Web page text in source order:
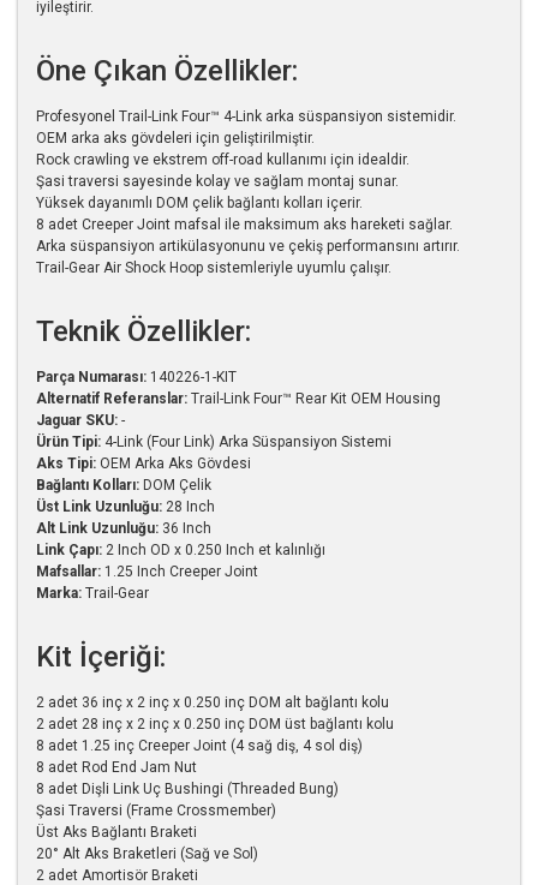
iyileştirir.
Öne Çıkan Özellikler:
Profesyonel Trail-Link Four™ 4-Link arka süspansiyon sistemidir.
OEM arka aks gövdeleri için geliştirilmiştir.
Rock crawling ve ekstrem off-road kullanımı için idealdir.
Şasi traversi sayesinde kolay ve sağlam montaj sunar.
Yüksek dayanımlı DOM çelik bağlantı kolları içerir.
8 adet Creeper Joint mafsal ile maksimum aks hareketi sağlar.
Arka süspansiyon artikülasyonunu ve çekiş performansını artırır.
Trail-Gear Air Shock Hoop sistemleriyle uyumlu çalışır.
Teknik Özellikler:
Parça Numarası: 140226-1-KIT
Alternatif Referanslar: Trail-Link Four™ Rear Kit OEM Housing
Jaguar SKU: -
Ürün Tipi: 4-Link (Four Link) Arka Süspansiyon Sistemi
Aks Tipi: OEM Arka Aks Gövdesi
Bağlantı Kolları: DOM Çelik
Üst Link Uzunluğu: 28 Inch
Alt Link Uzunluğu: 36 Inch
Link Çapı: 2 Inch OD x 0.250 Inch et kalınlığı
Mafsallar: 1.25 Inch Creeper Joint
Marka: Trail-Gear
Kit İçeriği:
2 adet 36 inç x 2 inç x 0.250 inç DOM alt bağlantı kolu
2 adet 28 inç x 2 inç x 0.250 inç DOM üst bağlantı kolu
8 adet 1.25 inç Creeper Joint (4 sağ diş, 4 sol diş)
8 adet Rod End Jam Nut
8 adet Dişli Link Uç Bushingi (Threaded Bung)
Şasi Traversi (Frame Crossmember)
Üst Aks Bağlantı Braketi
20° Alt Aks Braketleri (Sağ ve Sol)
2 adet Amortisör Braketi